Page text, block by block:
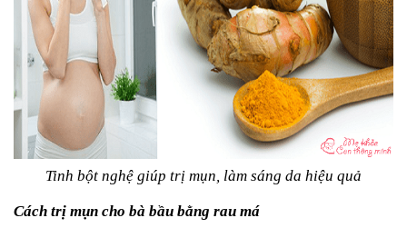
Tinh bột nghệ giúp trị mụn, làm sáng da hiệu quả
Cách trị mụn cho bà bầu bằng rau má